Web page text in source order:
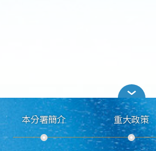
本分署簡介 重大政策